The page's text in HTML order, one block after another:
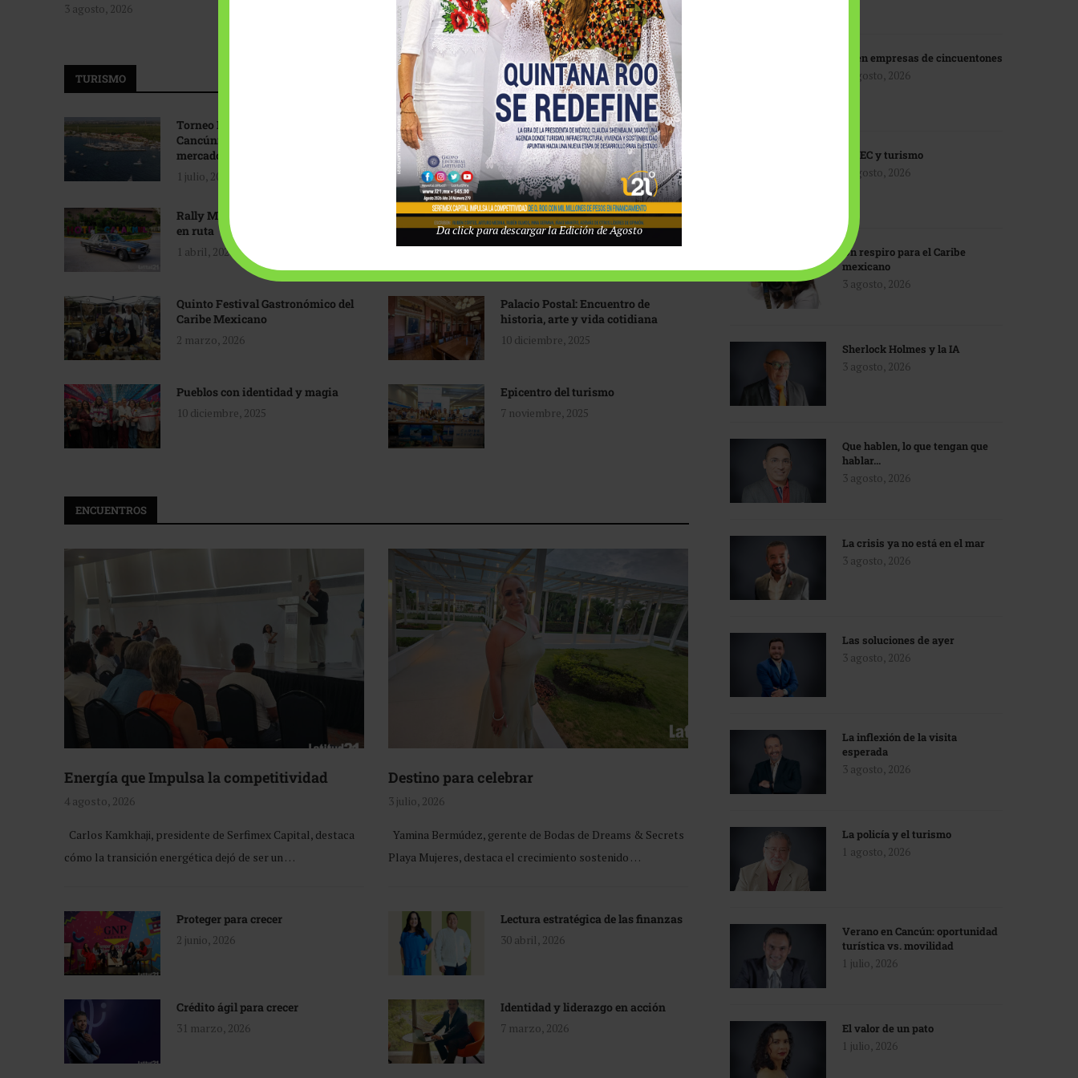
3 agosto, 2026
Tecnológico de Monterrey
3 agosto, 2026
TURISMO
Torneo Internacional de Pesca
Cancún: Navegando hacia nuevos
mercados
1 julio, 2026
Promoción turística con visión
1 abril, 2026
Rally Maya: Herencia automotriz
en ruta
1 abril, 2026
Industria global en
reconfiguración
31 marzo, 2026
Quinto Festival Gastronómico del
Caribe Mexicano
2 marzo, 2026
Palacio Postal: Encuentro de
historia, arte y vida cotidiana
10 diciembre, 2025
Pueblos con identidad y magia
10 diciembre, 2025
Epicentro del turismo
7 noviembre, 2025
ENCUENTROS
Energía que Impulsa la competitividad
4 agosto, 2026
Carlos Kamkhaji, presidente de Serfimex Capital, destaca
cómo la transición energética dejó de ser un …
Destino para celebrar
3 julio, 2026
Yamina Bermúdez, gerente de Bodas de Dreams & Secrets
Playa Mujeres, destaca el crecimiento sostenido …
Proteger para crecer
2 junio, 2026
Lectura estratégica de las finanzas
30 abril, 2026
Crédito ágil para crecer
31 marzo, 2026
Identidad y liderazgo en acción
7 marzo, 2026
IA en empresas de cincuentones
3 agosto, 2026
TMEC y turismo
3 agosto, 2026
Un respiro para el Caribe
mexicano
3 agosto, 2026
Sherlock Holmes y la IA
3 agosto, 2026
Que hablen, lo que tengan que
hablar…
3 agosto, 2026
La crisis ya no está en el mar
3 agosto, 2026
Las soluciones de ayer
3 agosto, 2026
La inflexión de la visita
esperada
3 agosto, 2026
La policía y el turismo
1 agosto, 2026
Verano en Cancún: oportunidad
turística vs. movilidad
1 julio, 2026
El valor de un pato
1 julio, 2026
Da click para descargar la Edición de Agosto